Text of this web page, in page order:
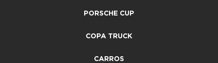
PORSCHE CUP
COPA TRUCK
CARROS